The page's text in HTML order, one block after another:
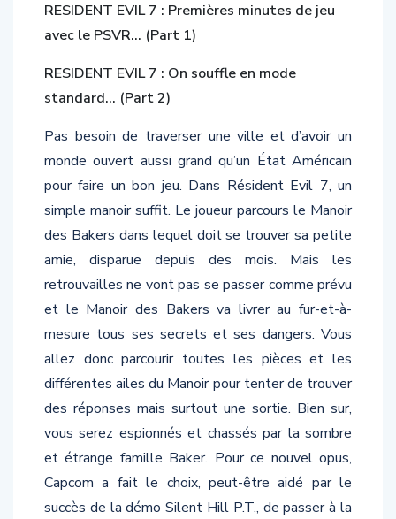
RESIDENT EVIL 7 : Premières minutes de jeu
avec le PSVR… (Part 1)
RESIDENT EVIL 7 : On souffle en mode
standard… (Part 2)
Pas besoin de traverser une ville et d’avoir un
monde ouvert aussi grand qu’un État Américain
pour faire un bon jeu. Dans Résident Evil 7, un
simple manoir suffit. Le joueur parcours le Manoir
des Bakers dans lequel doit se trouver sa petite
amie, disparue depuis des mois. Mais les
retrouvailles ne vont pas se passer comme prévu
et le Manoir des Bakers va livrer au fur-et-à-
mesure tous ses secrets et ses dangers. Vous
allez donc parcourir toutes les pièces et les
différentes ailes du Manoir pour tenter de trouver
des réponses mais surtout une sortie. Bien sur,
vous serez espionnés et chassés par la sombre
et étrange famille Baker. Pour ce nouvel opus,
Capcom a fait le choix, peut-être aidé par le
succès de la démo Silent Hill P.T., de passer à la